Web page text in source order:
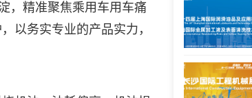
，精准聚焦乘用车用车痛
以务实专业的产品实力，